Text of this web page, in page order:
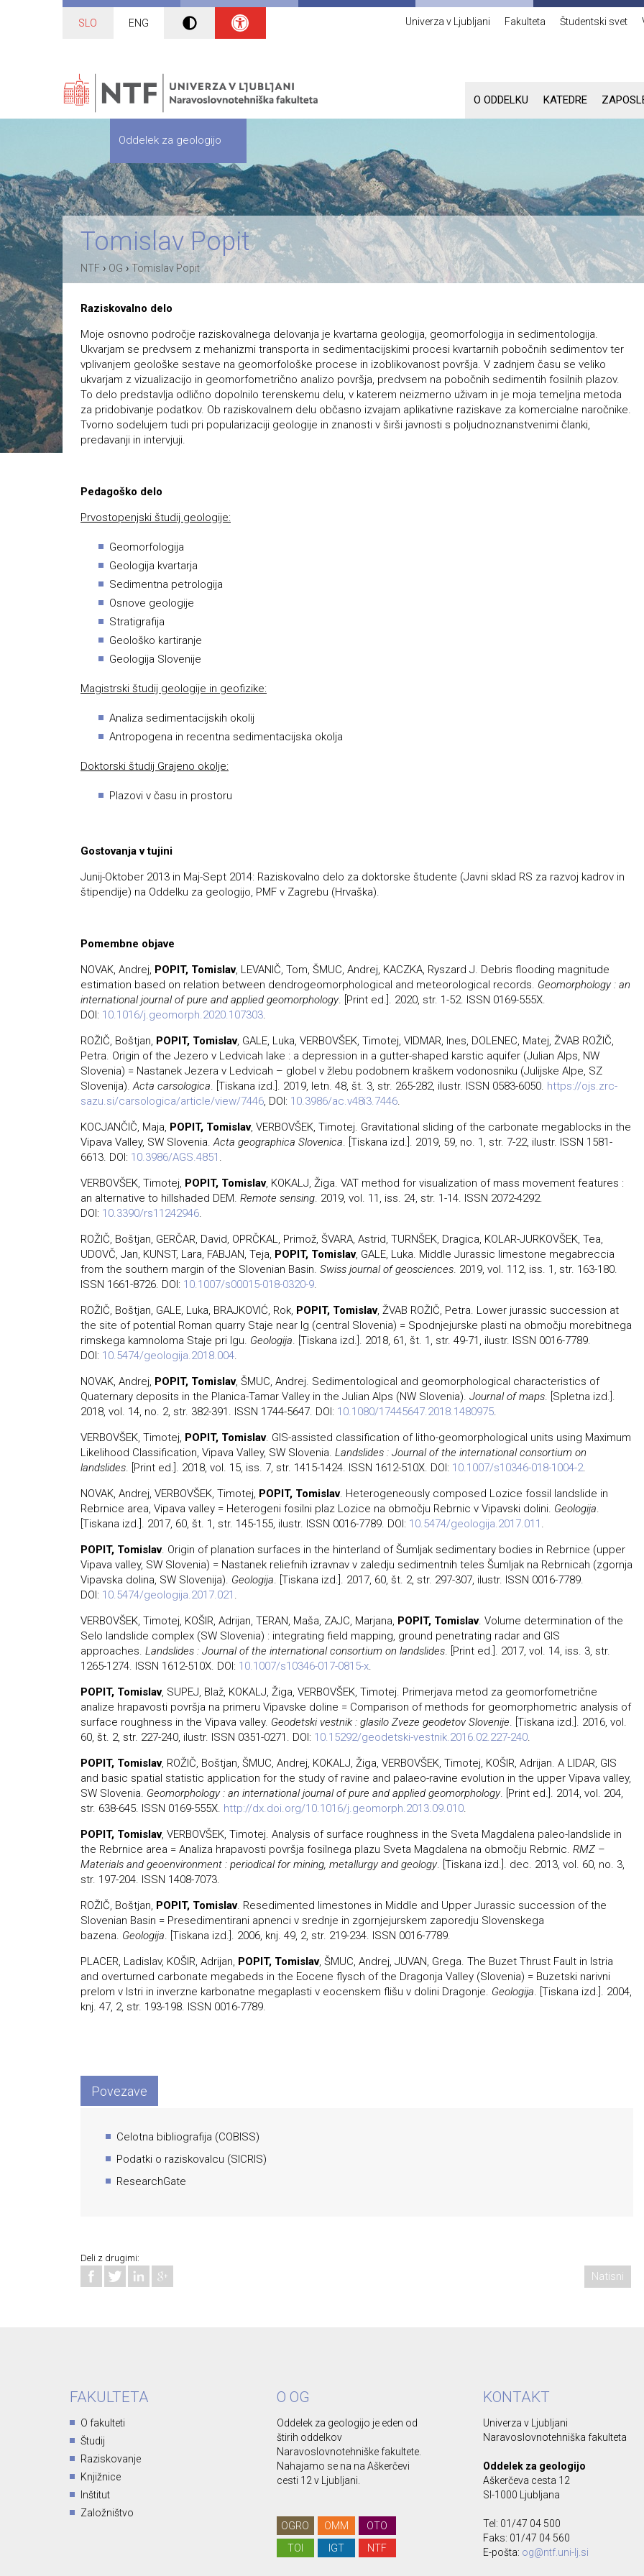
SLO ENG Univerza v Ljubljani Fakulteta Študentski svet
Oddelek za geologijo
O ODDELKU KATEDRE
Tomislav Popit
NTF › OG ›Tomislav Popit
Raziskovalno delo
Moje osnovno področje raziskovalnega delovanja je kvartarna geologija, geomorfologija in sedimentologija.
Ukvarjam se predvsem z mehanizmi transporta in sedimentacijskimi procesi kvartarnih pobočnih sedimentov ter
vplivanjem geološke sestave na geomorfološke procese in izoblikovanost površja. V zadnjem času se veliko
ukvarjam z vizualizacijo in geomorfometrično analizo površja, predvsem na pobočnih sedimentih fosilnih plazov.
To delo predstavlja odlično dopolnilo terenskemu delu, v katerem neizmerno uživam in je moja temeljna metoda
za pridobivanje podatkov. Ob raziskovalnem delu občasno izvajam aplikativne raziskave za komercialne naročnike.
Tvorno sodelujem tudi pri popularizaciji geologije in znanosti v širši javnosti s poljudnoznanstvenimi članki,
predavanji in intervjuji.
Pedagoško delo
Prvostopenjski študij geologije:
Geomorfologija
Geologija kvartarja
Sedimentna petrologija
Osnove geologije
Stratigrafija
Geološko kartiranje
Geologija Slovenije
Magistrski študij geologije in geofizike:
Analiza sedimentacijskih okolij
Antropogena in recentna sedimentacijska okolja
Doktorski študij Grajeno okolje:
Plazovi v času in prostoru
Gostovanja v tujini
Junij-Oktober 2013 in Maj-Sept 2014: Raziskovalno delo za doktorske študente (Javni sklad RS za razvoj kadrov in
štipendije) na Oddelku za geologijo, PMF v Zagrebu (Hrvaška).
Pomembne objave
NOVAK, Andrej, POPIT, Tomislav, LEVANIČ, Tom, ŠMUC, Andrej, KACZKA, Ryszard J. Debris flooding magnitude
estimation based on relation between dendrogeomorphological and meteorological records. Geomorphology : an
international journal of pure and applied geomorphology. [Print ed.]. 2020, str. 1-52. ISSN 0169-555X.
DOI: 10.1016/j.geomorph.2020.107303.
ROŽIČ, Boštjan, POPIT, Tomislav, GALE, Luka, VERBOVŠEK, Timotej, VIDMAR, Ines, DOLENEC, Matej, ŽVAB ROŽIČ,
Petra. Origin of the Jezero v Ledvicah lake : a depression in a gutter-shaped karstic aquifer (Julian Alps, NW
Slovenia) = Nastanek Jezera v Ledvicah – globel v žlebu podobnem kraškem vodonosniku (Julijske Alpe, SZ
Slovenija).Acta carsologica. [Tiskana izd.]. 2019, letn. 48, št. 3, str. 265-282, ilustr. ISSN 0583-6050. https://ojs.zrc-
sazu.si/carsologica/article/view/7446, DOI: 10.3986/ac.v48i3.7446.
KOCJANČIČ, Maja, POPIT, Tomislav, VERBOVŠEK, Timotej. Gravitational sliding of the carbonate megablocks in the
Vipava Valley, SW Slovenia.Acta geographica Slovenica. [Tiskana izd.]. 2019, 59, no. 1, str. 7-22, ilustr. ISSN 1581-
6613. DOI: 10.3986/AGS.4851 .
VERBOVŠEK, Timotej, POPIT, Tomislav, KOKALJ, Žiga. VAT method for visualization of mass movement features :
an alternative to hillshaded DEM. Remote sensing. 2019, vol. 11, iss. 24, str. 1-14. ISSN 2072-4292.
DOI: 10.3390/rs11242946.
ROŽIČ, Boštjan, GERČAR, David, OPRČKAL, Primož, ŠVARA, Astrid, TURNŠEK, Dragica, KOLAR-JURKOVŠEK, Tea,
UDOVČ, Jan, KUNST, Lara, FABJAN, Teja, POPIT, Tomislav, GALE, Luka. Middle Jurassic limestone megabreccia
from the southern margin of the Slovenian Basin. Swiss journal of geosciences. 2019, vol. 112, iss. 1, str. 163-180.
ISSN 1661-8726. DOI: 10.1007/s00015-018-0320-9.
ROŽIČ, Boštjan, GALE, Luka, BRAJKOVIĆ, Rok, POPIT, Tomislav, ŽVAB ROŽIČ, Petra. Lower jurassic succession at
the site of potential Roman quarry Staje near Ig (central Slovenia) = Spodnjejurske plasti na območju morebitnega
rimskega kamnoloma Staje pri Igu. Geologija. [Tiskana izd.]. 2018, 61, št. 1, str. 49-71, ilustr. ISSN 0016-7789.
DOI: 10.5474/geologija.2018.004.
NOVAK, Andrej, POPIT, Tomislav, ŠMUC, Andrej. Sedimentological and geomorphological characteristics of
Quaternary deposits in the Planica-Tamar Valley in the Julian Alps (NW Slovenia). Journal of maps. [Spletna izd.].
2018, vol. 14, no. 2, str. 382-391. ISSN 1744-5647. DOI: 10.1080/17445647.2018.1480975.
VERBOVŠEK, Timotej, POPIT, Tomislav. GIS-assisted classification of litho-geomorphological units using Maximum
Likelihood Classification, Vipava Valley, SW Slovenia. Landslides : Journal of the international consortium on
landslides. [Print ed.]. 2018, vol. 15, iss. 7, str. 1415-1424. ISSN 1612-510X. DOI: 10.1007/s10346-018-1004-2.
NOVAK, Andrej, VERBOVŠEK, Timotej, POPIT, Tomislav. Heterogeneously composed Lozice fossil landslide in
Rebrnice area, Vipava valley = Heterogeni fosilni plaz Lozice na območju Rebrnic v Vipavski dolini. Geologija.
[Tiskana izd.]. 2017, 60, št. 1, str. 145-155, ilustr. ISSN 0016-7789. DOI: 10.5474/geologija.2017.011 .
POPIT, Tomislav. Origin of planation surfaces in the hinterland of Šumljak sedimentary bodies in Rebrnice (upper
Vipava valley, SW Slovenia) = Nastanek reliefnih izravnav v zaledju sedimentnih teles Šumljak na Rebrnicah (zgornja
Vipavska dolina, SW Slovenija). Geologija. [Tiskana izd.]. 2017, 60, št. 2, str. 297-307, ilustr. ISSN 0016-7789.
DOI: 10.5474/geologija.2017.021 .
VERBOVŠEK, Timotej, KOŠIR, Adrijan, TERAN, Maša, ZAJC, Marjana, POPIT, Tomislav. Volume determination of the
Selo landslide complex (SW Slovenia) : integrating field mapping, ground penetrating radar and GIS
approaches. Landslides : Journal of the international consortium on landslides. [Print ed.]. 2017, vol. 14, iss. 3, str.
1265-1274. ISSN 1612-510X. DOI: 10.1007/s10346-017-0815-x.
POPIT, Tomislav, SUPEJ, Blaž, KOKALJ, Žiga, VERBOVŠEK, Timotej. Primerjava metod za geomorfometrične
analize hrapavosti površja na primeru Vipavske doline = Comparison of methods for geomorphometric analysis of
surface roughness in the Vipava valley. Geodetski vestnik : glasilo Zveze geodetov Slovenije. [Tiskana izd.]. 2016, vol.
60, št. 2, str. 227-240, ilustr. ISSN 0351-0271. DOI: 10.15292/geodetski-vestnik.2016.02.227-240.
POPIT, Tomislav, ROŽIČ, Boštjan, ŠMUC, Andrej, KOKALJ, Žiga, VERBOVŠEK, Timotej, KOŠIR, Adrijan. A LIDAR, GIS
and basic spatial statistic application for the study of ravine and palaeo-ravine evolution in the upper Vipava valley,
SW Slovenia. Geomorphology : an international journal of pure and applied geomorphology. [Print ed.]. 2014, vol. 204,
str. 638-645. ISSN 0169-555X. http://dx.doi.org/10.1016/j.geomorph.2013.09.010.
POPIT, Tomislav, VERBOVŠEK, Timotej. Analysis of surface roughness in the Sveta Magdalena paleo-landslide in
the Rebrnice area = Analiza hrapavosti površja fosilnega plazu Sveta Magdalena na območju Rebrnic. RMZ –
Materials and geoenvironment : periodical for mining, metallurgy and geology. [Tiskana izd.]. dec. 2013, vol. 60, no. 3,
str. 197-204. ISSN 1408-7073.
ROŽIČ, Boštjan, POPIT, Tomislav. Resedimented limestones in Middle and Upper Jurassic succession of the
Slovenian Basin = Presedimentirani apnenci v srednje in zgornjejurskem zaporedju Slovenskega
bazena. Geologija. [Tiskana izd.]. 2006, knj. 49, 2, str. 219-234. ISSN 0016-7789.
PLACER, Ladislav, KOŠIR, Adrijan, POPIT, Tomislav, ŠMUC, Andrej, JUVAN, Grega. The Buzet Thrust Fault in Istria
and overturned carbonate megabeds in the Eocene flysch of the Dragonja Valley (Slovenia) = Buzetski narivni
prelom v Istri in inverzne karbonatne megaplasti v eocenskem flišu v dolini Dragonje. Geologija. [Tiskana izd.]. 2004,
knj. 47, 2, str. 193-198. ISSN 0016-7789.
Povezave
Celotna bibliografija (COBISS)
Podatki o raziskovalcu (SICRIS)
ResearchGate
Deli z drugimi:
Natisni
FAKULTETA
O fakulteti
Študij
Raziskovanje
Knjižnice
Inštitut
Založništvo
O OG
Oddelek za geologijo je eden od
štirih oddelkov
Naravoslovnotehniške fakultete.
Nahajamo se na na Aškerčevi
cesti 12 v Ljubljani.
OGRO OMM
OTO
TOI
IGT NTF
KONTAKT
Univerza v Ljubljani
Naravoslovnotehniška fakulteta
Oddelek za geologijo
Aškerčeva cesta 12
SI-1000 Ljubljana
Tel: 01/47 04 500
Faks: 01/47 04 560
E-pošta: og@ntf.uni-lj.si